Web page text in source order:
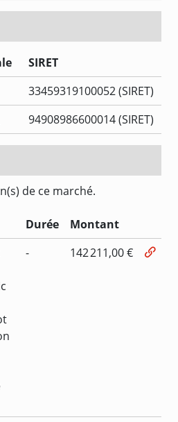
SIRET
33459319100052 (SIRET)
94908986600014 (SIRET)
de ce marché.
Durée
Montant
- 142 211,00 €